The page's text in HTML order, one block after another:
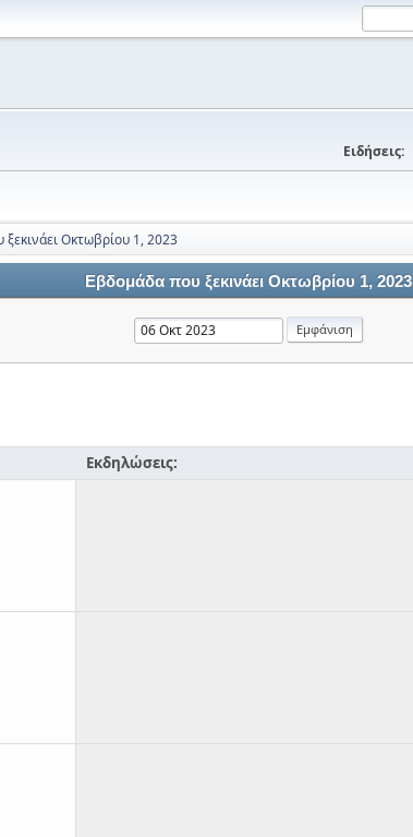
Ειδήσεις:
Οκτωβρίου 1, 2023
Εβδομάδα που ξεκινάει Οκτωβρίου 1, 2023
Εκδηλώσεις: